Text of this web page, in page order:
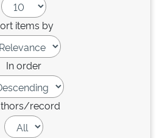
items by
In order
record